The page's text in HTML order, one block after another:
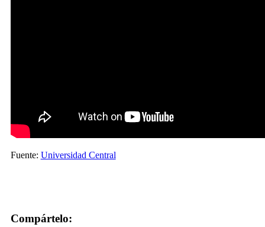
Fuente: Universidad Central
Compártelo: